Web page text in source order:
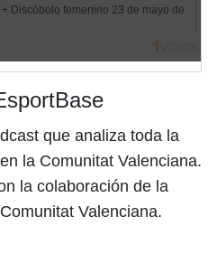
que analiza toda la
la Comunitat Valenciana.
la colaboración de la
Valenciana.